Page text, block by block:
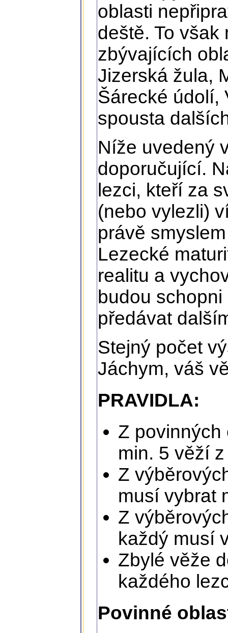
oblasti
deště. To však
zbývajících
Jizerská žula,
Šárecké údolí,
spousta
Níže uvedený
doporučující.
lezci, kteří za
(nebo vylezli)
právě
Lezecké
realitu a
budou
předávat
Stejný počet
Jáchym, váš
PRAVIDLA:
Z
min. 5 věží
Z
musí vybrat
Z
každý musí
Zbylé věže
každého
Povinné